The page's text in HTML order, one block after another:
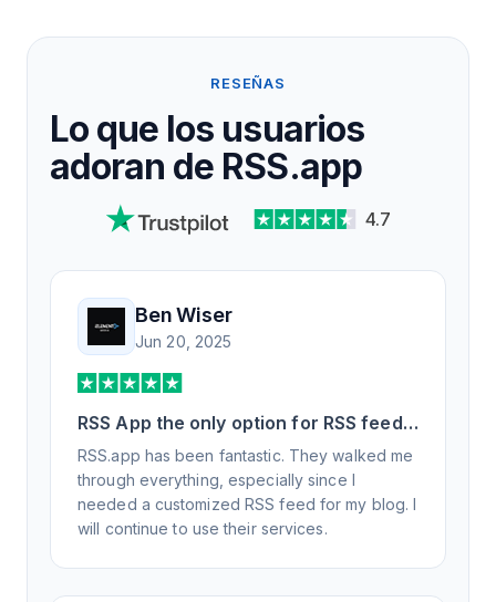
RESEÑAS
Lo que los usuarios
adoran de RSS.app
4.7
Ben Wiser
Jun 20, 2025
RSS App the only option for RSS feed
generation
RSS.app has been fantastic. They walked me
through everything, especially since I
needed a customized RSS feed for my blog. I
will continue to use their services.